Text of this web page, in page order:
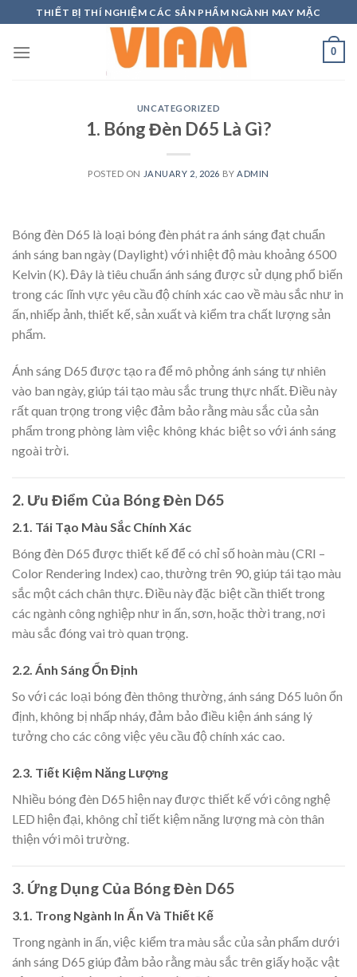
to
content
THIẾT BỊ THÍ NGHIỆM CÁC SẢN PHẨM NGÀNH MAY MẶC
0
UNCATEGORIZED
1. Bóng Đèn D65 Là Gì?
POSTED ON JANUARY 2, 2026 BY ADMIN
Bóng đèn D65 là loại bóng đèn phát ra ánh sáng đạt chuẩn
ánh sáng ban ngày (Daylight) với nhiệt độ màu khoảng 6500
Kelvin (K). Đây là tiêu chuẩn ánh sáng được sử dụng phổ biến
trong các lĩnh vực yêu cầu độ chính xác cao về màu sắc như in
ấn, nhiếp ảnh, thiết kế, sản xuất và kiểm tra chất lượng sản
phẩm.
Ánh sáng D65 được tạo ra để mô phỏng ánh sáng tự nhiên
vào ban ngày, giúp tái tạo màu sắc trung thực nhất. Điều này
rất quan trọng trong việc đảm bảo rằng màu sắc của sản
phẩm trong phòng làm việc không khác biệt so với ánh sáng
ngoài trời.
2. Ưu Điểm Của Bóng Đèn D65
2.1. Tái Tạo Màu Sắc Chính Xác
Bóng đèn D65 được thiết kế để có chỉ số hoàn màu (CRI –
Color Rendering Index) cao, thường trên 90, giúp tái tạo màu
sắc một cách chân thực. Điều này đặc biệt cần thiết trong
các ngành công nghiệp như in ấn, sơn, hoặc thời trang, nơi
màu sắc đóng vai trò quan trọng.
2.2. Ánh Sáng Ổn Định
So với các loại bóng đèn thông thường, ánh sáng D65 luôn ổn
định, không bị nhấp nháy, đảm bảo điều kiện ánh sáng lý
tưởng cho các công việc yêu cầu độ chính xác cao.
2.3. Tiết Kiệm Năng Lượng
Nhiều bóng đèn D65 hiện nay được thiết kế với công nghệ
LED hiện đại, không chỉ tiết kiệm năng lượng mà còn thân
thiện với môi trường.
3. Ứng Dụng Của Bóng Đèn D65
3.1. Trong Ngành In Ấn Và Thiết Kế
Trong ngành in ấn, việc kiểm tra màu sắc của sản phẩm dưới
ánh sáng D65 giúp đảm bảo rằng màu sắc trên giấy hoặc vật